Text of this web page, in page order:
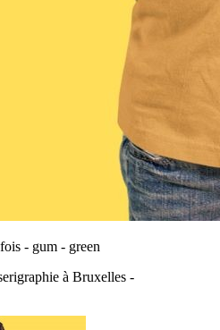
- gum - green
à Bruxelles -